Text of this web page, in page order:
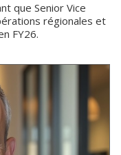
que Senior Vice
régionales et
FY26.